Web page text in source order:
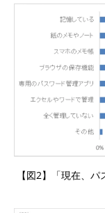
【図2】「現在、